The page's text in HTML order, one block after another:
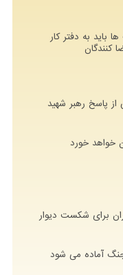
ها باید به دفتر کار
کنندگان
پاسخ رهبر شهید
خواهد خورد
برای شکست دیوار
جنگ آماده می شود